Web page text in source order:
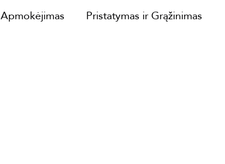
Apmokėjimas Pristatymas ir Grąžinimas